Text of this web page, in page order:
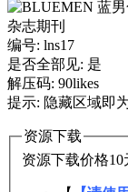
杂志期刊
编号: lns17
是否全部见: 是
解压码: 90likes
提示: 隐藏区域即
资源下载
资源下载价格10